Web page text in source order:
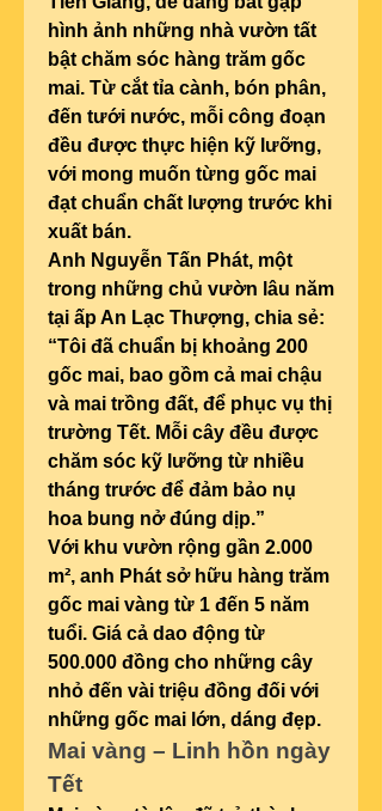
hình ảnh những nhà vườn tất
bật chăm sóc hàng trăm gốc
mai. Từ cắt tỉa cành, bón phân,
đến tưới nước, mỗi công đoạn
đều được thực hiện kỹ lưỡng,
với mong muốn từng gốc mai
đạt chuẩn chất lượng trước khi
xuất bán.
Anh Nguyễn Tấn Phát, một
trong những chủ vườn lâu năm
tại ấp An Lạc Thượng, chia sẻ:
“Tôi đã chuẩn bị khoảng 200
gốc mai, bao gồm cả mai chậu
và mai trồng đất, để phục vụ thị
trường Tết. Mỗi cây đều được
chăm sóc kỹ lưỡng từ nhiều
tháng trước để đảm bảo nụ
hoa bung nở đúng dịp.”
Với khu vườn rộng gần 2.000
m², anh Phát sở hữu hàng trăm
gốc mai vàng từ 1 đến 5 năm
tuổi. Giá cả dao động từ
500.000 đồng cho những cây
nhỏ đến vài triệu đồng đối với
những gốc mai lớn, dáng đẹp.
Mai vàng – Linh hồn ngày
Tết